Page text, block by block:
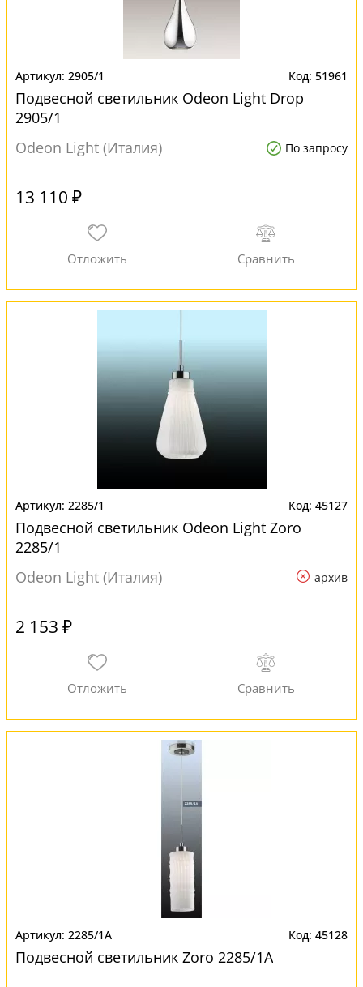
2905/1 51961
Подвесной светильник Odeon Light Drop
2905/1
Odeon Light (Италия)
По запросу
13 110 ₽
2285/1 45127
Подвесной светильник Odeon Light Zoro
2285/1
Odeon Light (Италия)
архив
2 153 ₽
2285/1A 45128
Подвесной светильник Zoro 2285/1A